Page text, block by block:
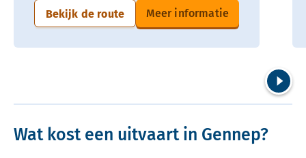
Bekijk de route Meer informatie
Wat kost een uitvaart in Gennep?